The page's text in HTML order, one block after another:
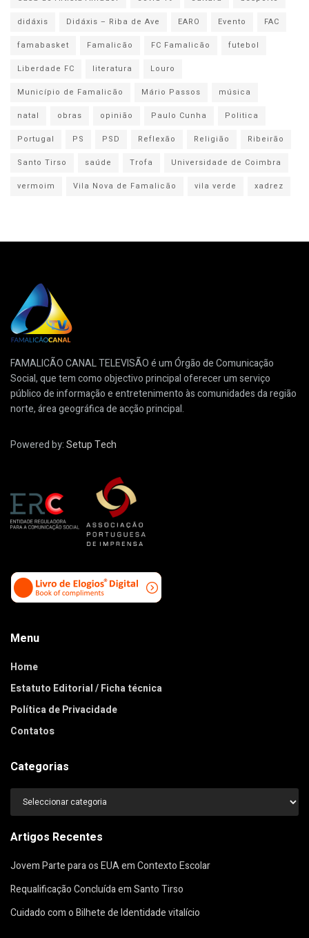
didáxis
Didáxis – Riba de Ave EARO Evento
FAC
famabasket
Famalicão FC Famalicão
futebol
Liberdade FC
literatura
Louro
Município de Famalicão
Mário Passos
música
natal
obras opinião Paulo Cunha
Politica
Portugal
PS PSD Reflexão Religião
Ribeirão
Santo Tirso
saúde Trofa
Universidade de Coimbra
vermoim
Vila Nova de Famalicão vila verde xadrez
FAMALICÃO CANAL TELEVISÃO é um Órgão de Comunicação
Social, que tem como objectivo principal oferecer um serviço
público de informação e entretenimento às comunidades da região
norte, área geográfica de acção principal.
Powered by:Setup Tech
Menu
Home
Estatuto Editorial / Ficha técnica
Política de Privacidade
Contatos
Categorias
Categorias
Artigos Recentes
Jovem Parte para os EUA em Contexto Escolar
Requalificação Concluída em Santo Tirso
Cuidado com o Bilhete de Identidade vitalício